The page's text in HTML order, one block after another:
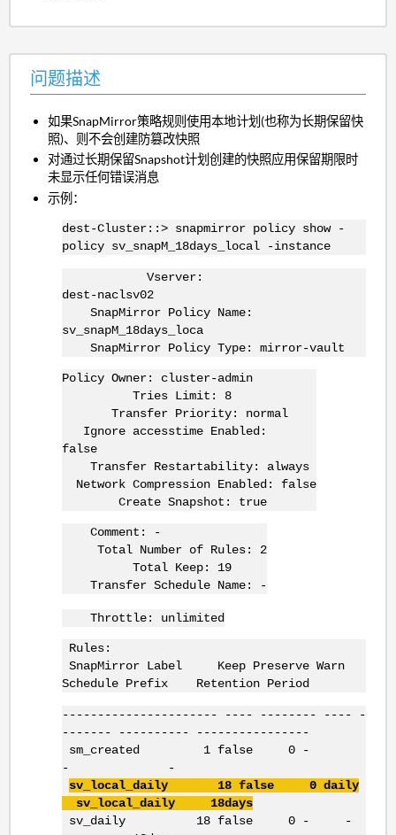
问题描述
如果SnapMirror策略规则使用本地计划(也称为长期保留快
照)、则不会创建防篡改快照
对通过长期保留Snapshot计划创建的快照应用保留期限时
未显示任何错误消息
示例：
dest-Cluster::> snapmirror policy show -
policy sv_snapM_18days_local -instance
Vserver:
dest-naclsv02
SnapMirror Policy Name:
sv_snapM_18days_loca
SnapMirror Policy Type: mirror-vault
Policy Owner: cluster-admin
Tries Limit: 8
Transfer Priority: normal
Ignore accesstime Enabled:
false
Transfer Restartability: always
Network Compression Enabled: false
Create Snapshot: true
Comment: -
Total Number of Rules: 2
Total Keep: 19
Transfer Schedule Name: -
Throttle: unlimited
Rules:
SnapMirror Label Keep Preserve Warn
Schedule Prefix Retention Period
---------------------- ---- -------- ---- -
------- ---------- ----------------
sm_created 1 false 0 -
- -
sv_local_daily 18 false 0 daily
sv_local_daily 18days
sv_daily 18 false 0 - -